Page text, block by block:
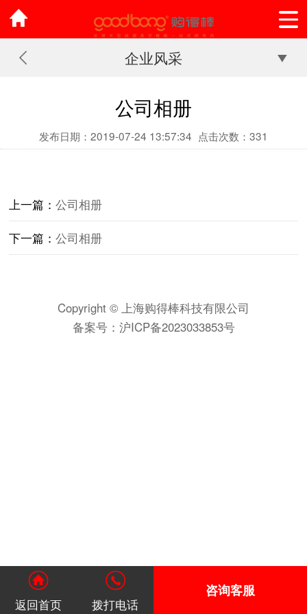
企业风采
公司相册
发布日期：2019-07-24 13:57:34 点击次数：331
上一篇：公司相册
下一篇：公司相册
Copyright © 上海购得棒科技有限公司
备案号： 沪ICP备2023033853号
返回首页 拨打电话
咨询客服